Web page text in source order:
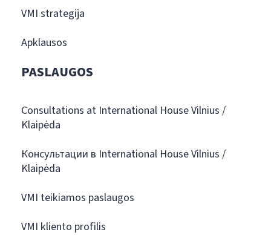
VMI strategija
Apklausos
PASLAUGOS
Consultations at International House Vilnius /
Klaipėda
Консультации в International House Vilnius /
Klaipėda
VMI teikiamos paslaugos
VMI kliento profilis